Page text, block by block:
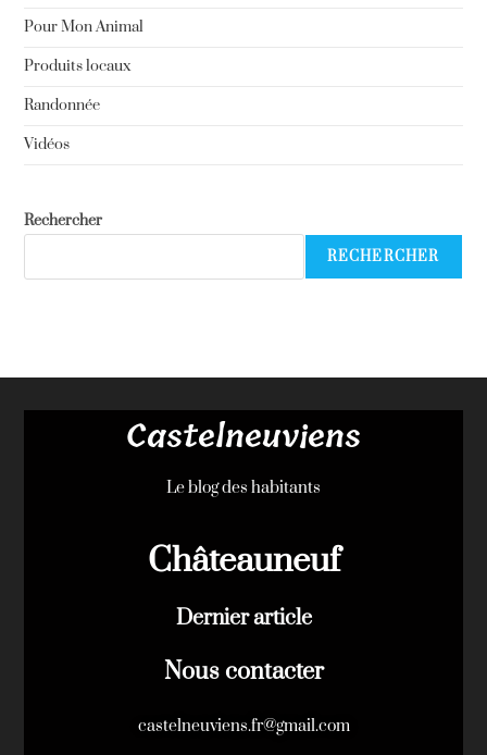
Pour Mon Animal
Produits locaux
Randonnée
Vidéos
Rechercher
RECHERCHER
Castelneuviens
Le blog des habitants
Châteauneuf
Dernier article
Nous contacter
castelneuviens.fr@gmail.com